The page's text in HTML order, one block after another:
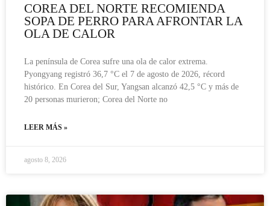
COREA DEL NORTE RECOMIENDA
SOPA DE PERRO PARA AFRONTAR LA
OLA DE CALOR
La península de Corea sufre una ola de calor extrema.
Pyongyang registró 36,7 °C el 7 de agosto de 2026, récord
histórico. En Corea del Sur, Yangsan alcanzó 42,5 °C y más de
20 personas murieron; Corea del Norte no
LEER MÁS »
agosto 8, 2026